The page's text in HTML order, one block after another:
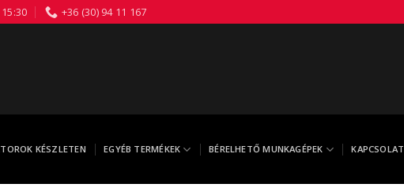
+36 (30) 94 11 167
KÉSZLETEN EGYÉB TERMÉKEK BÉRELHETŐ MUNKAGÉPEK KAPCSOLAT